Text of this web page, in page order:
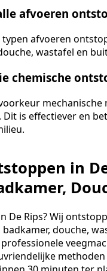
afvoeren
typen afvoeren
wastafel en
chemische
mechanische
Dit is effectiever en
in
De Rips? Wij
douche,